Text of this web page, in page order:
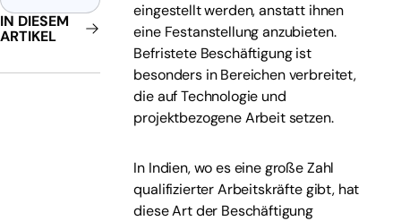
IN DIESEM
ARTIKEL
eingestellt werden, anstatt ihnen
eine Festanstellung anzubieten.
Befristete Beschäftigung ist
besonders in Bereichen verbreitet,
die auf Technologie und
projektbezogene Arbeit setzen.
In Indien, wo es eine große Zahl
qualifizierter Arbeitskräfte gibt, hat
diese Art der Beschäftigung